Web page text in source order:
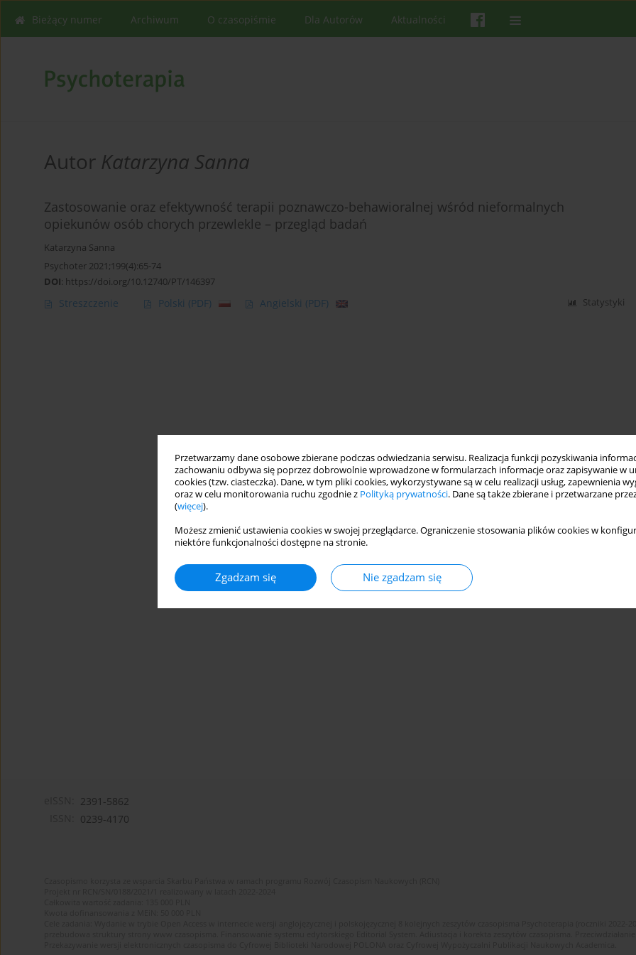
Przetwarzamy dane osobowe zbierane podczas odwiedzania serwisu. Realizacja funkcji pozyskiwania
zachowaniu odbywa się poprzez dobrowolnie wprowadzone w formularzach informacje oraz zapisywanie w
cookies (tzw. ciasteczka). Dane, w tym pliki cookies, wykorzystywane są w celu realizacji usług, zapewnienia
oraz w celu monitorowania ruchu zgodnie z Polityką prywatności. Dane są także zbierane i przetwarzane
(więcej).
Możesz zmienić ustawienia cookies w swojej przeglądarce. Ograniczenie stosowania plików cookies w
niektóre funkcjonalności dostępne na stronie.
Zgadzam się Nie zgadzam się
Bieżący numer Archiwum O czasopiśmie Dla Autorów Aktualności
Autor Katarzyna Sanna
Zastosowanie oraz efektywność terapii poznawczo-behawioralnej wśród nieformalnych
opiekunów osób chorych przewlekle – przegląd badań
Katarzyna Sanna
Psychoter 2021;199(4):65-74
DOI: https://doi.org/10.12740/PT/146397
Streszczenie Polski (PDF) Angielski (PDF) Statystyki
2391-5862
0239-4170